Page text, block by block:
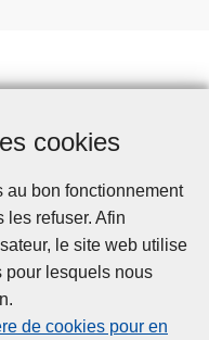
cookies
au bon fonctionnement
les refuser. Afin
le site web utilise
pour lesquels nous
de cookies pour en